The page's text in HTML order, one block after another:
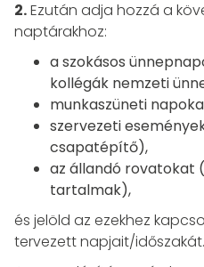
2.Ezután adja hozzá a
naptárakhoz:
a szokásos
kollégák nemzeti
munkaszüneti
szervezeti
csapatépítő),
az állandó rovatokat
tartalmak),
és jelöld az ezekhez
tervezett napjait/időszakát.